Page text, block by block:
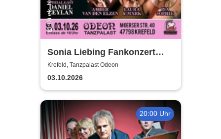
Sonia Liebing Fankonzert
2026
Krefeld, Tanzpalast Odeon
03.10.2026
20:00 Uhr